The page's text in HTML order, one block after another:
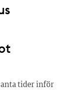
tider inför